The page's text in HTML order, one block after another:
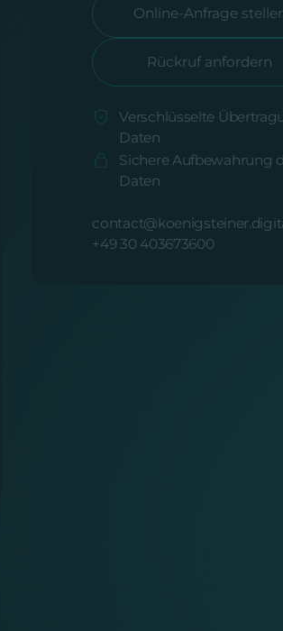
Online-Anfrage
Rückruf anfordern
Verschlüsselte
Daten
Sichere Aufbewahrung
Daten
+49 30 403673600